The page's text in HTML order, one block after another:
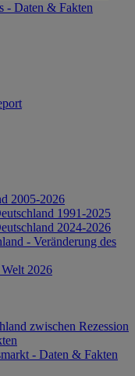
- Daten & Fakten
2005-2026
1991-2025
2024-2026
- Veränderung des
2026
zwischen Rezession
- Daten & Fakten